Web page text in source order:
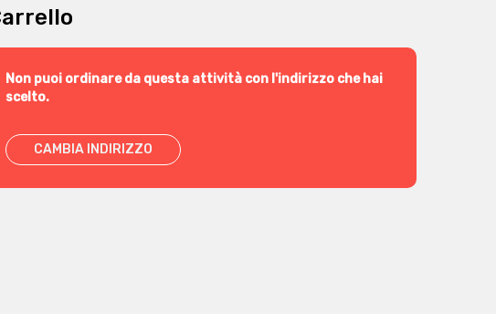
Non puoi ordinare da questa attività con l'indirizzo che hai
scelto.
CAMBIA INDIRIZZO